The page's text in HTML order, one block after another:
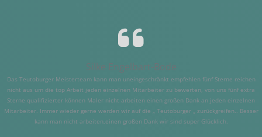
Silke Engelbart-Bode
Das Teutoburger Meisterteam kann man uneingeschränkt empfehlen fünf Sterne reichen
nicht aus um die top Arbeit jeden einzelnen Mitarbeiter zu bewerten, von uns fünf extra
Sterne qualifizierter können Maler nicht arbeiten einen großen Dank an jeden einzelnen
Mitarbeiter. Immer wieder gerne werden wir auf die „ Teutoburger „ zurückgreifen.. Besser
kann man nicht arbeiten,einen großen Dank wir sind super Glücklich.